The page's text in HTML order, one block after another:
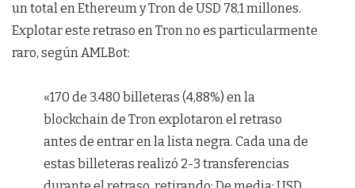
un total en Ethereum y Tron de USD 78,1 millones.
Explotar este retraso en Tron no es particularmente
raro, según AMLBot:
«170 de 3.480 billeteras (4,88%) en la
blockchain de Tron explotaron el retraso
antes de entrar en la lista negra. Cada una de
estas billeteras realizó 2-3 transferencias